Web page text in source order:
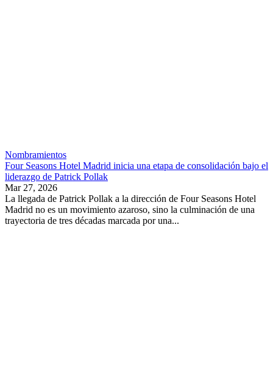
Nombramientos
Four Seasons Hotel Madrid inicia una etapa de consolidación bajo el
liderazgo de Patrick Pollak
Mar 27, 2026
La llegada de Patrick Pollak a la dirección de Four Seasons Hotel
Madrid no es un movimiento azaroso, sino la culminación de una
trayectoria de tres décadas marcada por una...